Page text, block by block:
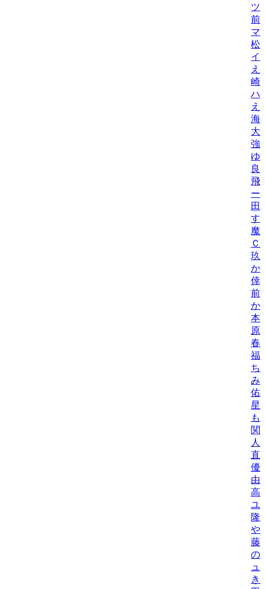
ツ
前
マ
松
イ
え
崎
ハ
え
海
大
強/
ゆ
良
飛
ー
田
す
魔
Ｃ
玖/
か/
倖
前
か/
本
原
春/
福
ち
み/
佑
星
も
関
人
直
優/
由
高
ユ/
隆
や
藤
の
ュ
き